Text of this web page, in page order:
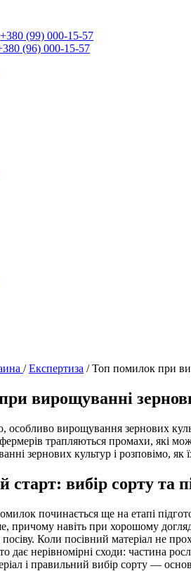
+380 (99) 000-15-57
(96) 000-15-57
/Експертиза /Топ помилок при
вирощуванні
особливо вирощування зернових
трапляються промахи, які
зернових культур і розповімо, як
вибір сорту та
починається ще на етапі
причому навіть при хорошому
посіву. Коли посівний матеріал не
дає нерівномірні сходи: частина
і правильний вибір сорту —